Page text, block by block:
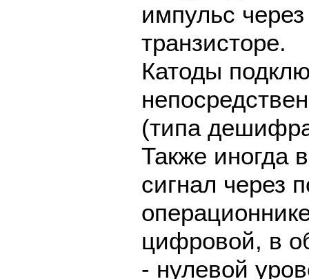
импульс
транзисторе.
Катоды
(типа
Также иногда
сигнал через
цифровой, в
- нулевой